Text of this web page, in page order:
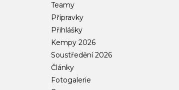
Teamy
Přípravky
Přihlášky
Kempy 2026
Soustředění 2026
Články
Fotogalerie